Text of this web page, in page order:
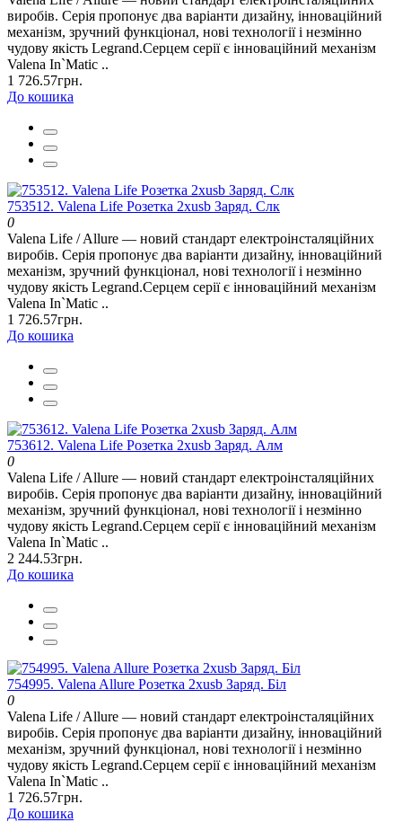
виробів. Серія пропонує два варіанти дизайну, інноваційний
механізм, зручний функціонал, нові технології і незмінно
чудову якість Legrand.Серцем серії є інноваційний механізм
Valena In`Matic ..
1 726.57грн.
До кошика
753512. Valena Life Розетка 2хusb Заряд. Слк
0
Valena Life / Allure — новий стандарт електроінсталяційних
виробів. Серія пропонує два варіанти дизайну, інноваційний
механізм, зручний функціонал, нові технології і незмінно
чудову якість Legrand.Серцем серії є інноваційний механізм
Valena In`Matic ..
1 726.57грн.
До кошика
753612. Valena Life Розетка 2хusb Заряд. Алм
0
Valena Life / Allure — новий стандарт електроінсталяційних
виробів. Серія пропонує два варіанти дизайну, інноваційний
механізм, зручний функціонал, нові технології і незмінно
чудову якість Legrand.Серцем серії є інноваційний механізм
Valena In`Matic ..
2 244.53грн.
До кошика
754995. Valena Allure Розетка 2хusb Заряд. Біл
0
Valena Life / Allure — новий стандарт електроінсталяційних
виробів. Серія пропонує два варіанти дизайну, інноваційний
механізм, зручний функціонал, нові технології і незмінно
чудову якість Legrand.Серцем серії є інноваційний механізм
Valena In`Matic ..
1 726.57грн.
До кошика